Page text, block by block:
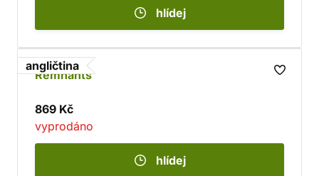
hlídej
angličtina
Remnants
869 Kč
vyprodáno
hlídej